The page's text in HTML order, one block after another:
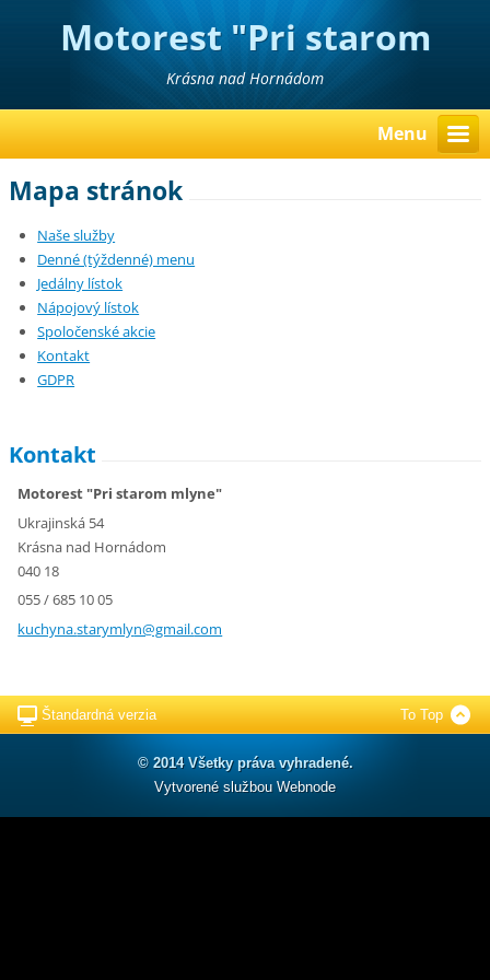
Motorest "Pri starom
mlyne"
Krásna nad Hornádom
Menu
Mapa stránok
Naše služby
Denné (týždenné) menu
Jedálny lístok
Nápojový lístok
Spoločenské akcie
Kontakt
GDPR
Kontakt
Motorest "Pri starom mlyne"
Ukrajinská 54
Krásna nad Hornádom
040 18
055 / 685 10 05
kuchyna.starymlyn@gmail.com
Štandardná verzia To Top
© 2014 Všetky práva vyhradené.
Vytvorené službou Webnode